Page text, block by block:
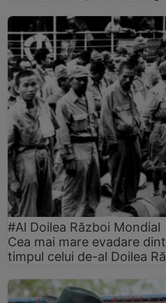
#Al Doilea Război Mondial
Cea mai mare evadare
timpul celui de-al Doilea